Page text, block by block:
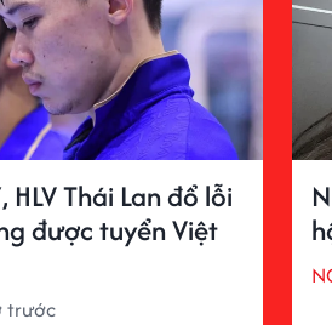
Thái Lan đổ lỗi
được tuyển Việt
trước